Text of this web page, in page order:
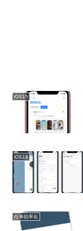
iOS15
iOS13
仕事効率化